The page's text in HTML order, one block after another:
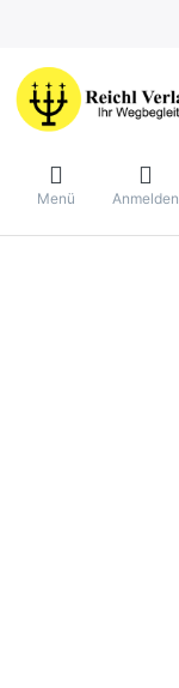
Menü Anmelden